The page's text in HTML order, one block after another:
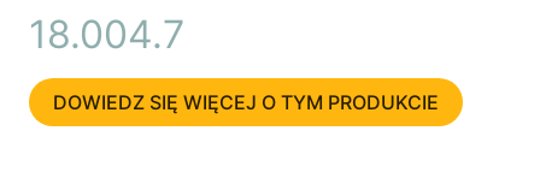
18.004.7
DOWIEDZ SIĘ WIĘCEJ O TYM PRODUKCIE